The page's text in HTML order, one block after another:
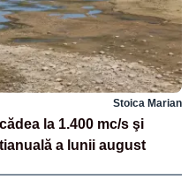
Stoica Marian
la 1.400 mc/s şi
a lunii august